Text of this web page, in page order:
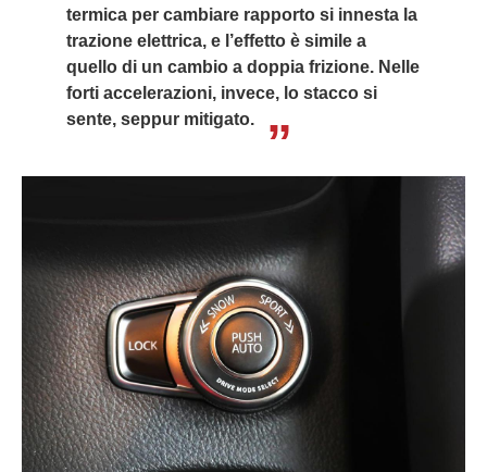
termica per cambiare rapporto si innesta la
trazione elettrica, e l’effetto è simile a
quello di un cambio a doppia frizione. Nelle
forti accelerazioni, invece, lo stacco si
sente, seppur mitigato.